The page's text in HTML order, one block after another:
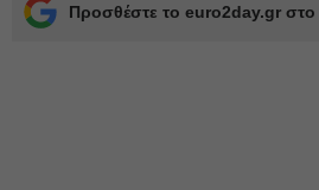
Προσθέστε το euro2day.gr